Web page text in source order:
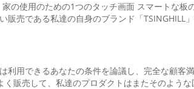
使用のための1つのタッチ画面 スマートな板
売である私達の自身のブランド「TSINGHILL
用できるあなたの条件を論議し、完全な顧客
販売して、私達のプロダクトはまたそのよう